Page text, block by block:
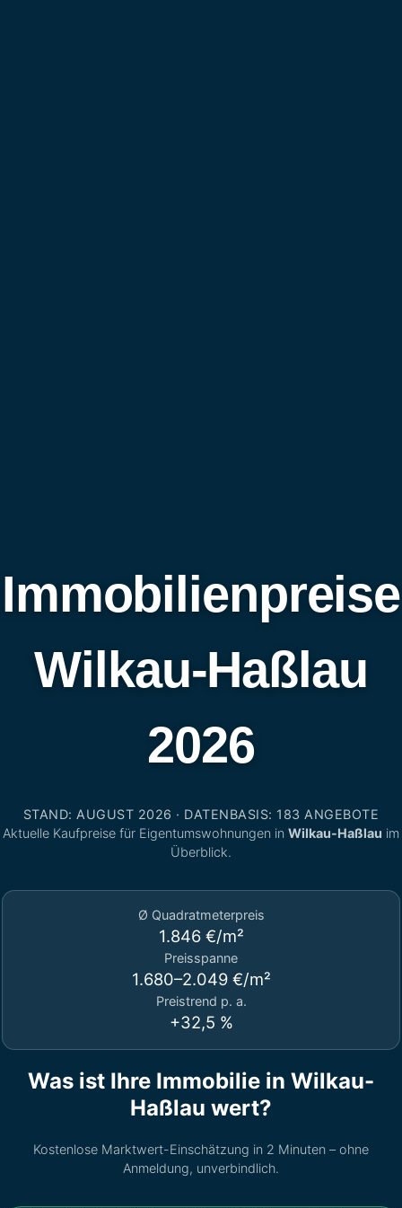
Immobilienpreise
Wilkau-Haßlau
2026
STAND: AUGUST 2026 · DATENBASIS: 183 ANGEBOTE
Aktuelle Kaufpreise für Eigentumswohnungen in Wilkau-Haßlau im
Überblick.
Ø Quadratmeterpreis
1.846 €/m²
Preisspanne
1.680–2.049 €/m²
Preistrend p. a.
+32,5 %
Was ist Ihre Immobilie in Wilkau-
Haßlau wert?
Kostenlose Marktwert-Einschätzung in 2 Minuten – ohne
Anmeldung, unverbindlich.